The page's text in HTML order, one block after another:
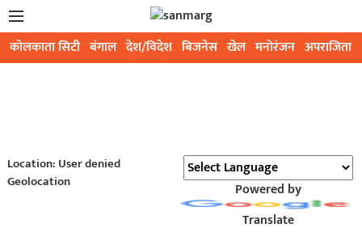
कोलकाता सिटी बंगाल देश/विदेश बिजनेस खेल मनोरंजन अपराजिता
Location: User denied
Geolocation
Powered by
Translate